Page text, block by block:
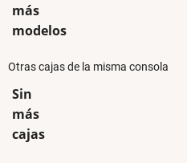
más
modelos
Otras cajas de la misma consola
Sin
más
cajas